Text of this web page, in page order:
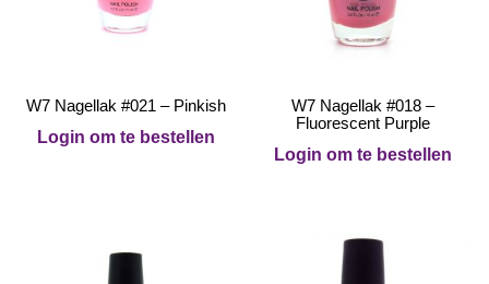
W7 Nagellak #021 – Pinkish
Login om te bestellen
W7 Nagellak #018 –
Fluorescent Purple
Login om te bestellen